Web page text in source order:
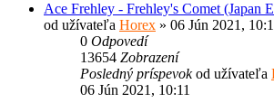
Ace Frehley - Frehley's Comet (Japan
od užívateľa Horex » 06 Jún 2021,
0 Odpovedí
13654 Zobrazení
Posledný príspevokod užívateľa
06 Jún 2021, 10:11